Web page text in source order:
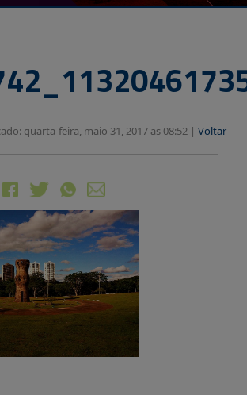
quarta-feira, maio 31, 2017 as 08:52 | Voltar